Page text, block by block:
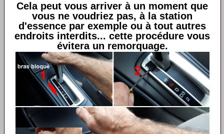
Cela peut vous arriver à un moment que
vous ne voudriez pas, à la station
d'essence par exemple ou à tout autres
endroits interdits... cette procédure vous
évitera un remorquage.